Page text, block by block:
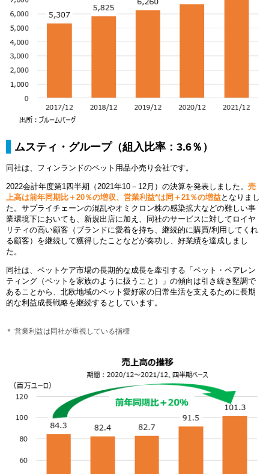
ムスティ・グループ（組入比率：3.6％）
同社は、フィンランドのペット用品小売り会社です。
2022会計年度第1四半期（2021年10－12月）の決算を発表しました。 売
上高は前年同期比＋20％の増収、営業利益*は同＋21％の増益となりまし
た。サプライチェーンの混乱やオミクロン株の感染拡大などの難しい事
業環境下においても、新規出店に加え、同社のサービスに対してロイヤ
リティの高い顧客（ブランドに愛着を持ち、継続的に購買/利用してくれ
る顧客）を継続して獲得したことなどが奏功し、好業績を達成しまし
た。
同社は、ペットケア市場の長期的な成長を牽引する「ペット・ペアレン
ティング（ペットを家族のように扱うこと）」の傾向は引き続き堅調で
あることから、北欧地域のペット愛好家の日常生活を支えるために長期
的な利益成長戦略を継続するとしています。
＊ 営業利益は同社が重視している指標